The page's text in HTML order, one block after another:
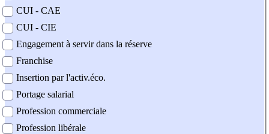
CUI - CAE
CUI - CIE
Engagement à servir dans la réserve
Franchise
Insertion par l'activ.éco.
Portage salarial
Profession commerciale
Profession libérale